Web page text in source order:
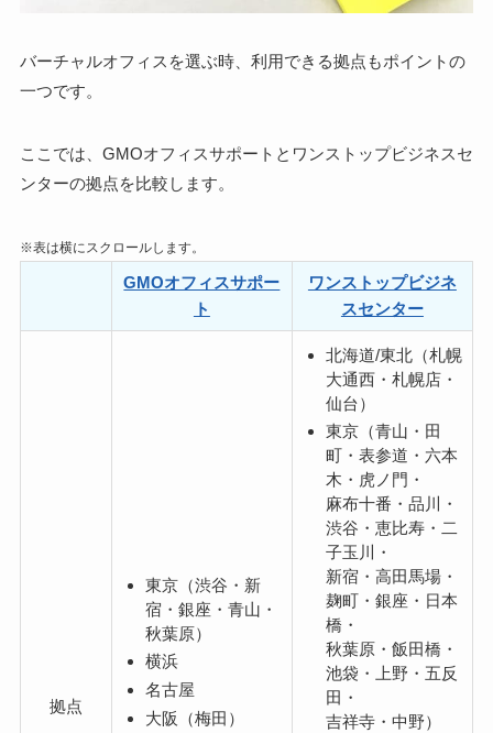
バーチャルオフィスを選ぶ時、利用できる拠点もポイントの
一つです。
ここでは、GMOオフィスサポートとワンストップビジネスセ
ンターの拠点を比較 します。
※表は横にスクロールします。
GMOオフィスサポー
ト
ワンストップビジネ
スセンター
拠点
東京（渋谷・新
宿・銀座・青山・
秋葉原）
横浜
名古屋
大阪（梅田）
北海道/東北（札幌
大通西・札幌店・
仙台）
東京（青山・田
町・表参道・六本
木・虎ノ門・
麻布十番・品川・
渋谷・恵比寿・二
子玉川・
新宿・高田馬場・
麹町・銀座・日本
橋・
秋葉原・飯田橋・
池袋・上野・五反
田・
吉祥寺・中野）